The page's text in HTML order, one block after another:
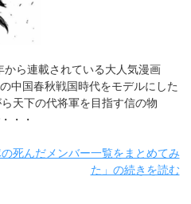
ら連載されている大人気漫画
中国春秋戦国時代をモデルにした
天下の代将軍を目指す信の物
・・
の死んだメンバー一覧をまとめてみ
た」の続きを読む